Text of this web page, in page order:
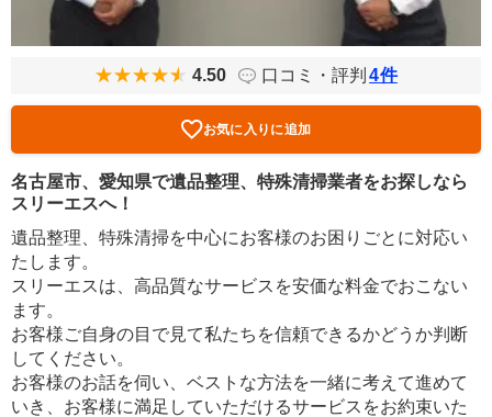
4.50 口コミ・評判 4件
お気に入りに追加
名古屋市、愛知県で遺品整理、特殊清掃業者をお探しなら
スリーエスへ！
遺品整理、特殊清掃を中心にお客様のお困りごとに対応い
たします。
スリーエスは、高品質なサービスを安価な料金でおこない
ます。
お客様ご自身の目で見て私たちを信頼できるかどうか判断
してください。
お客様のお話を伺い、ベストな方法を一緒に考えて進めて
いき、お客様に満足していただけるサービスをお約束いた